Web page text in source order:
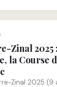
Zinal 2025
la Course
Zinal 2025 (9